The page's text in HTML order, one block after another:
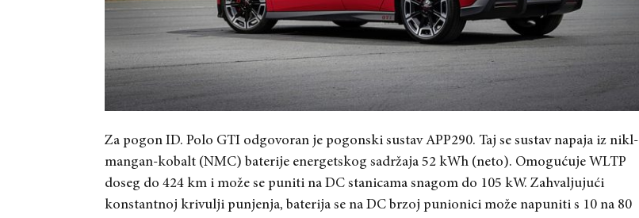
Za pogon ID. Polo GTI odgovoran je pogonski sustav APP290. Taj se sustav napaja iz nikl-
mangan-kobalt (NMC) baterije energetskog sadržaja 52 kWh (neto). Omogućuje WLTP
doseg do 424 km i može se puniti na DC stanicama snagom do 105 kW. Zahvaljujući
konstantnoj krivulji punjenja, baterija se na DC brzoj punionici može napuniti s 10 na 80